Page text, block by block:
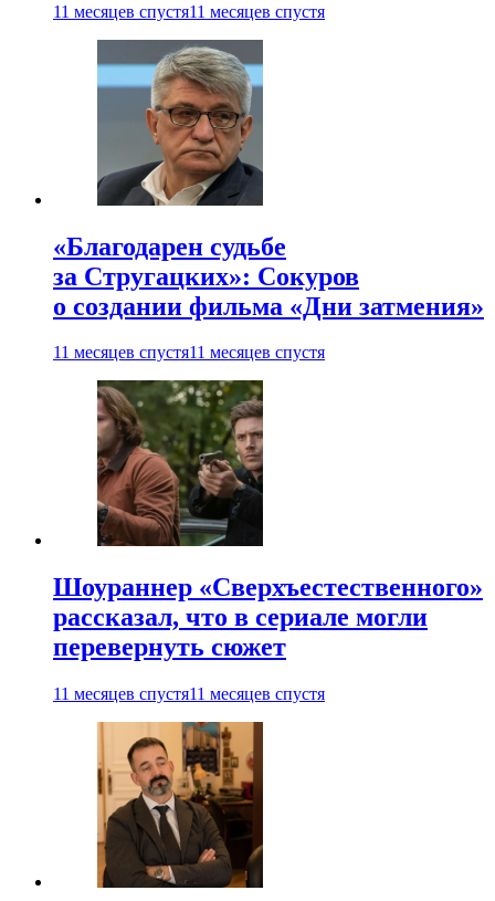
11 месяцев спустя11 месяцев спустя
«Благодарен судьбе
за Стругацких»: Сокуров
о создании фильма «Дни затмения»
11 месяцев спустя11 месяцев спустя
Шоураннер «Сверхъестественного»
рассказал, что в сериале могли
перевернуть сюжет
11 месяцев спустя11 месяцев спустя